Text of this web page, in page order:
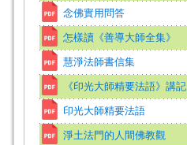
念佛實用問答
怎樣讀《善導大師全集》
慧淨法師書信集
《印光大師精要法語》講記
印光大師精要法語
淨土法門的人間佛教觀